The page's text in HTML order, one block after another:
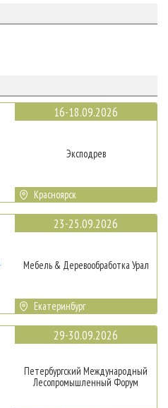
16-18.09.2026
Эксподрев
Красноярск
23-25.09.2026
Мебель & Деревообработка Урал
Екатеринбург
29-30.09.2026
Петербургский Международный
Лесопромышленный Форум